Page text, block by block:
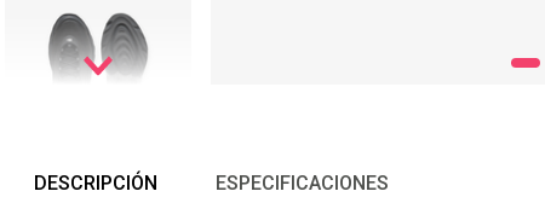
DESCRIPCIÓN ESPECIFICACIONES